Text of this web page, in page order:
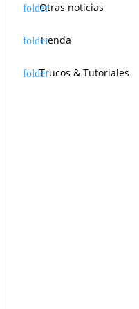
Otras noticias
Tienda
Trucos & Tutoriales